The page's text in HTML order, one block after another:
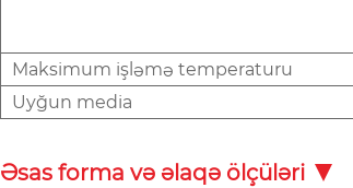
Maksimum işləmə temperaturu
Uyğun media
Əsas forma və əlaqə ölçüləri